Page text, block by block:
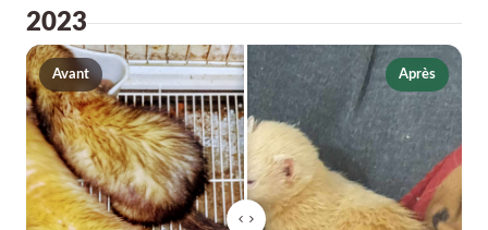
2023
Avant Après